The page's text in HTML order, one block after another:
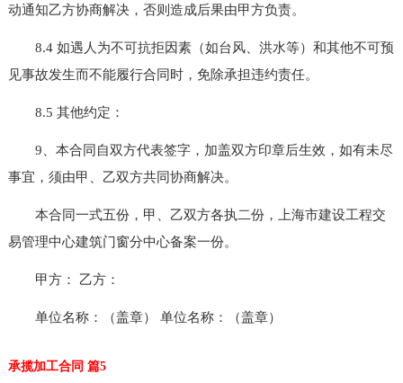
动通知乙方协商解决，否则造成后果由甲方负责。
8.4 如遇人为不可抗拒因素（如台风、洪水等）和其他不可预
见事故发生而不能履行合同时，免除承担违约责任。
8.5 其他约定：
9、本合同自双方代表签字，加盖双方印章后生效，如有未尽
事宜，须由甲、乙双方共同协商解决。
本合同一式五份，甲、乙双方各执二份，上海市建设工程交
易管理中心建筑门窗分中心备案一份。
甲方： 乙方：
单位名称：（盖章） 单位名称：（盖章）
承揽加工合同 篇5